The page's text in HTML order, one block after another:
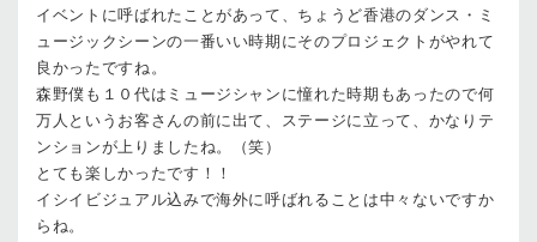
イベントに呼ばれたことがあって、ちょうど香港のダンス・ミ
ュージックシーンの一番いい時期にそのプロジェクトがやれて
良かったですね。
森野僕も１０代はミュージシャンに憧れた時期もあったので何
万人というお客さんの前に出て、ステージに立って、かなりテ
ンションが上りましたね。（笑）
とても楽しかったです！！
イシイ ビジュアル込みで海外に呼ばれることは中々ないですか
らね。